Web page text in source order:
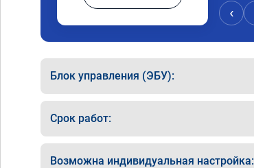
‹
Блок управления (ЭБУ):
Срок работ:
Возможна индивидуальная настройка: